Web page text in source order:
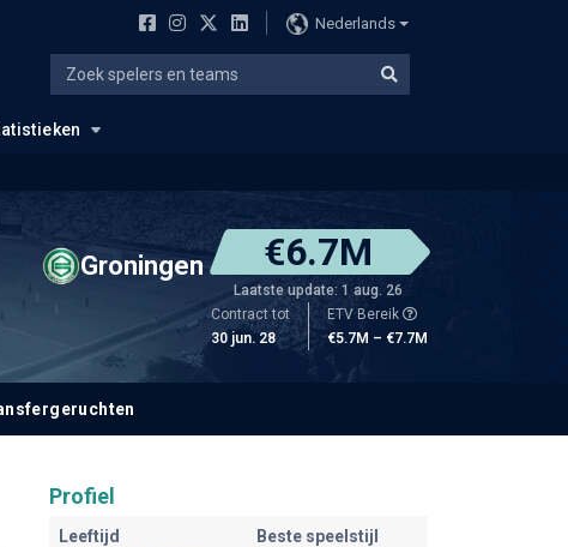
Nederlands
Groningen €6.7M
Laatste update: 1 aug. 26
Contract tot
30 jun. 28
ETV Bereik
€5.7M – €7.7M
Profiel
Leeftijd
Beste speelstijl